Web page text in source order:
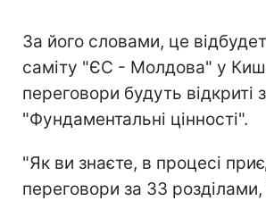
За його словами, це
саміту "ЄС - Молдова" у
переговори будуть відкриті
"Фундаментальні цінності".
"Як ви знаєте, в процесі
переговори за 33 розділами,